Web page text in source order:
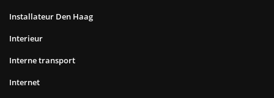
Installateur Den Haag
Interieur
Interne transport
Internet